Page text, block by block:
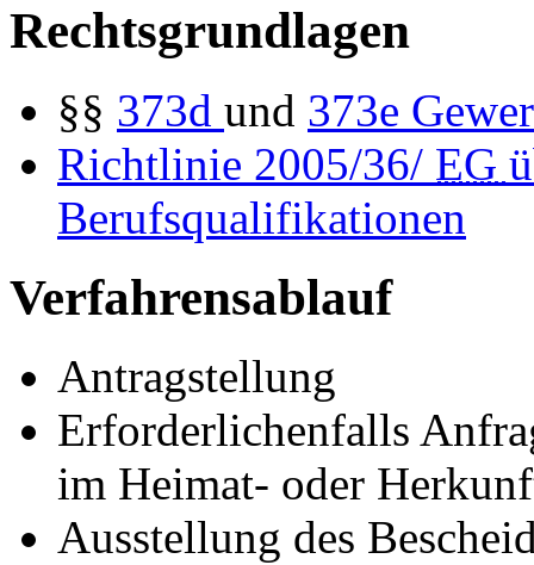
Rechtsgrundlagen
§§ 373d und 373e
Richtlinie 2005/36/ EG
Berufsqualifikationen
Verfahrensablauf
Antragstellung
Erforderlichenfalls
im Heimat- oder
Ausstellung des